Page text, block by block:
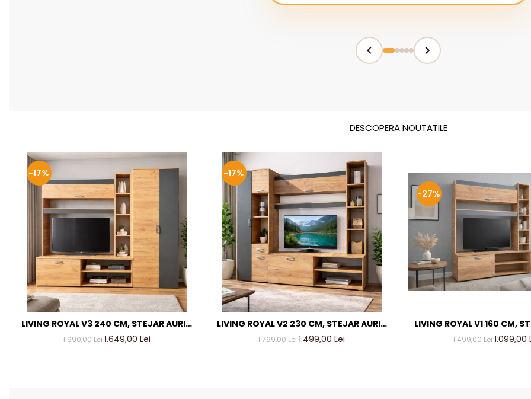
DESCOPERA NOUTATILE
-17%
LIVING ROYAL V3 240 CM, STEJAR AURIU
& GRI ANTRACIT – MOBILIER LIVING
1.990,00 Lei1.649,00 Lei
-17%
LIVING ROYAL V2 230 CM, STEJAR AURIU
& GRI ANTRACIT – MOBILIER LIVING
1.799,00 Lei1.499,00 Lei
-27%
LIVING ROYAL V1 160 CM,
& GRI ANTRACIT –
1.499,00 Lei1.099,00